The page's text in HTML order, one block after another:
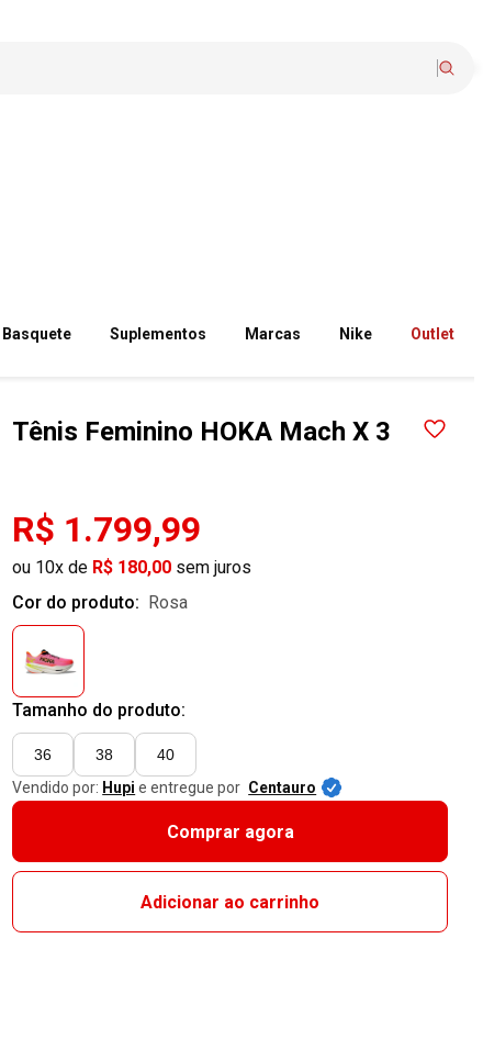
Basquete Suplementos Marcas Nike Outlet
Tênis Feminino HOKA Mach X 3
R$ 1.799,99
ou 10x de R$ 180,00 sem juros
Cor do produto:
rosa
Tamanho do produto:
36 38
40
Vendido por: Hupi e entregue por Centauro
Comprar agora
Adicionar ao carrinho